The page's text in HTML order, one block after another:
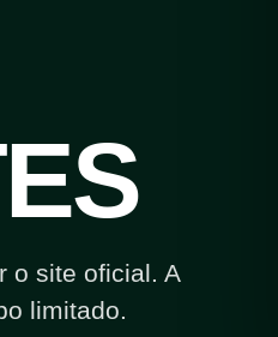
o site oficial. A
limitado.